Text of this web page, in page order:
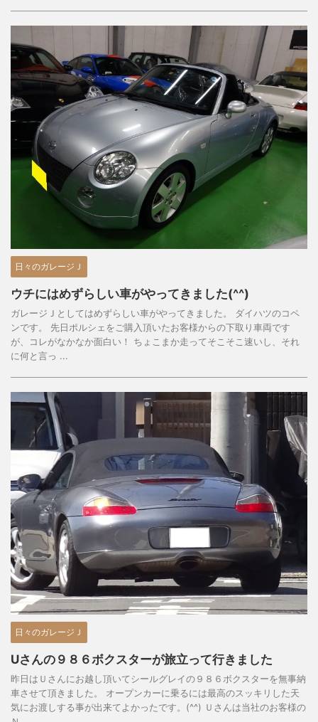
日々のガレージＪ
ウチにはめずらしい車がやってきました(^^)
ガレージＪとしてはめずらしい車がやってきました。 ダイハツのコペ
ンです。 先日ポルシェをご購入頂いたお客様からの下取り車両です
が、コレがなかなか面白い！ ちょこまか走ってそこそこ速いし、それ
に何と言っ ...
日々のガレージＪ
Uさんの９８６ボクスターが旅立って行きました
昨日はＵさんにお越し頂いてシールグレイの９８６ボクスターを無事納
車させて頂きました。 オープンカーに乗るには最高のスッキリした天
気にお渡しする事が出来てよかったです。(^^) Ｕさんは当社のお客様の